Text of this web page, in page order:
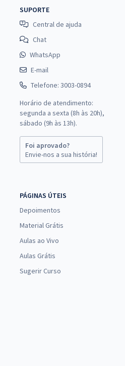
SUPORTE
Central de ajuda
Chat
WhatsApp
E-mail
Telefone: 3003-0894
Horário de atendimento:
segunda a sexta (8h às 20h),
sábado (9h às 13h).
Foi aprovado?
Envie-nos a sua história!
PÁGINAS ÚTEIS
Depoimentos
Material Grátis
Aulas ao Vivo
Aulas Grátis
Sugerir Curso